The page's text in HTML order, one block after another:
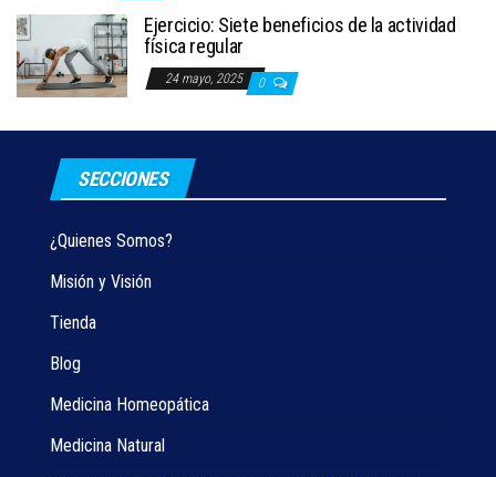
Ejercicio: Siete beneficios de la actividad
física regular
24 mayo, 2025 0
SECCIONES
¿Quienes Somos?
Misión y Visión
Tienda
Blog
Medicina Homeopática
Medicina Natural